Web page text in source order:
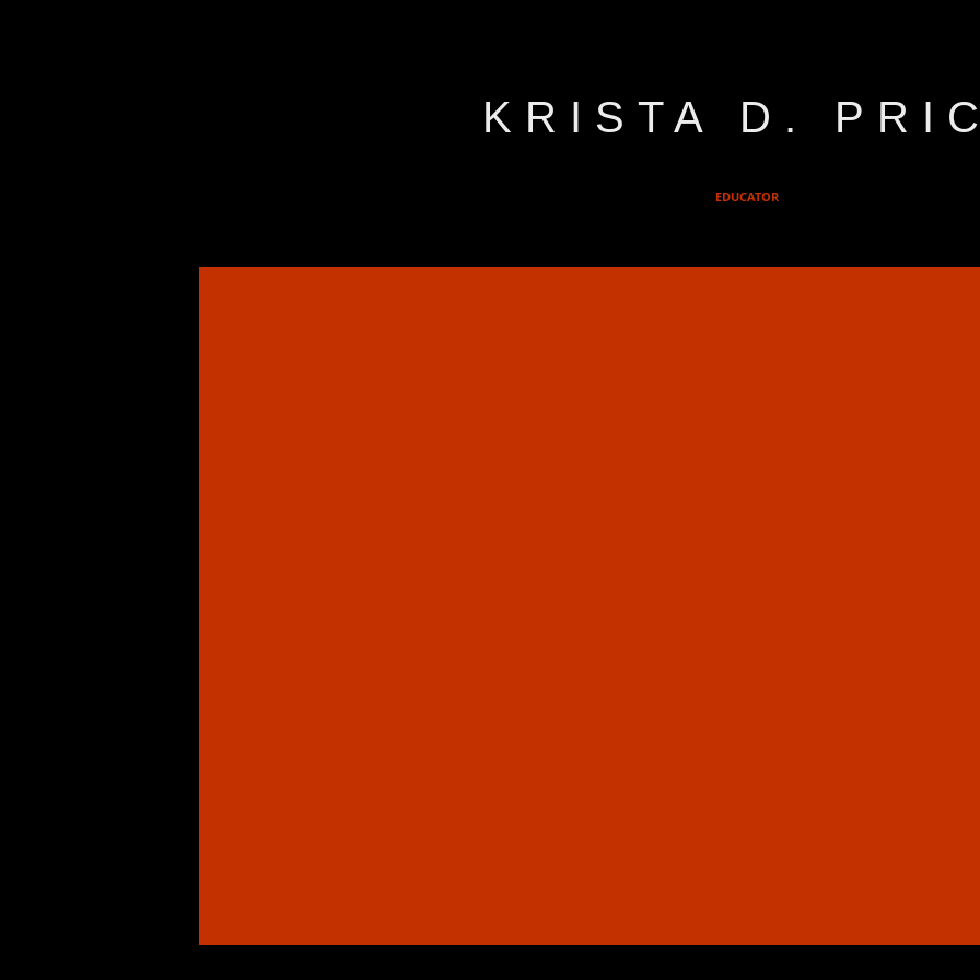
KRISTA D.
EDUCATOR